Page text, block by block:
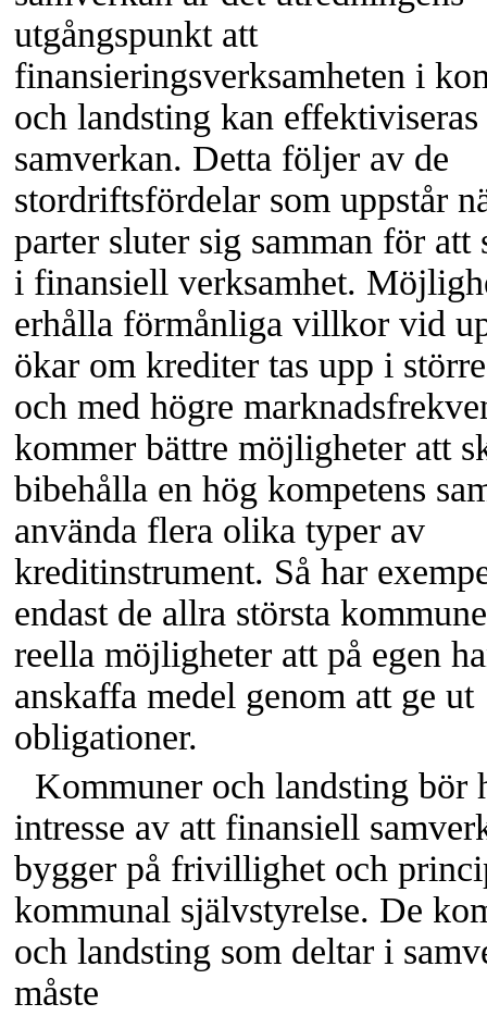
utgångspunkt att
finansieringsverksamheten i
och landsting kan effektiviseras
samverkan. Detta följer av de
stordriftsfördelar som uppstår
parter sluter sig samman för att
i finansiell verksamhet.
erhålla förmånliga villkor vid
ökar om krediter tas upp i
och med högre
kommer bättre möjligheter att
bibehålla en hög kompetens
använda flera olika typer av
kreditinstrument. Så har
endast de allra största
reella möjligheter att på egen
anskaffa medel genom att ge ut
obligationer.
Kommuner och landsting bör
intresse av att finansiell
bygger på frivillighet och
kommunal självstyrelse. De
och landsting som deltar i
måste